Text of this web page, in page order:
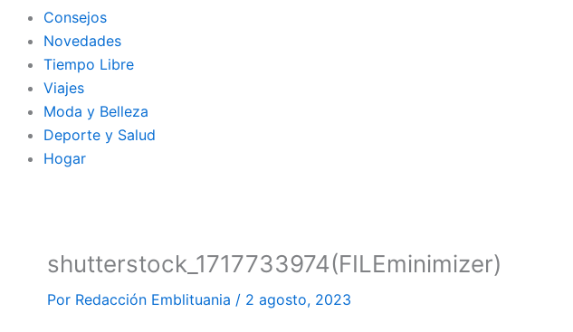
Consejos
Novedades
Tiempo Libre
Viajes
Moda y Belleza
Deporte y Salud
Hogar
shutterstock_1717733974(FILEminimizer)
Por Redacción Emblituania / 2 agosto, 2023